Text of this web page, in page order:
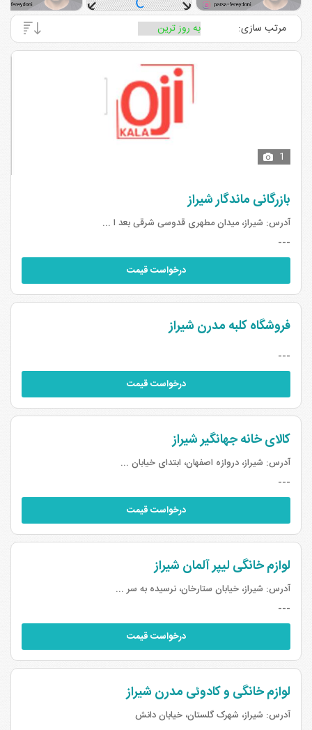
مرتب سازی:
1
بازرگانی ماندگار شیراز
آدرس: شیراز، میدان مطهری قدوسی شرقی بعد ا ...
---
درخواست قیمت
فروشگاه کلبه مدرن شیراز
---
درخواست قیمت
کالای خانه جهانگیر شیراز
آدرس: شیراز، دروازه اصفهان، ابتدای خیابان ...
---
درخواست قیمت
لوازم خانگی لیپر آلمان شیراز
آدرس: شیراز، خیابان ستارخان، نرسیده به سر ...
---
درخواست قیمت
لوازم خانگی و کادوئی مدرن شیراز
آدرس: شیراز، شهرک گلستان، خیابان دانش